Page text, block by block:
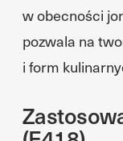
w obecności
pozwala na
i form